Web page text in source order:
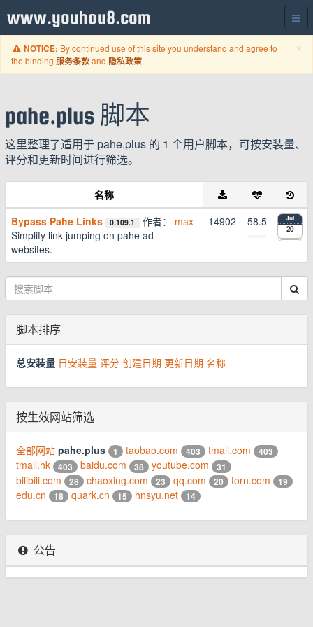
www.youhou8.com
×
NOTICE: By continued use of this site you understand and agree to
the binding 服务条款and 隐私政策.
pahe.plus 脚本
这里整理了适用于 pahe.plus 的 1 个用户脚本，可按安装量、
评分和更新时间进行筛选。
名称
Bypass Pahe Links
0.109.1 作者： max
Simplify link jumping on pahe ad
websites.
14902 58.5 Jul
20
脚本排序
总安装量 日安装量 评分 创建日期 更新日期 名称
按生效网站筛选
全部网站 pahe.plus 1 taobao.com 403 tmall.com 403
tmall.hk 403 baidu.com 38 youtube.com 31
bilibili.com 28 chaoxing.com 23 qq.com 20 torn.com 19
edu.cn 18 quark.cn 15 hnsyu.net 14
公告